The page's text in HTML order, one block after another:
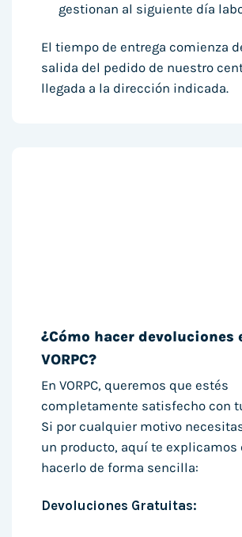
gestionan al siguiente día
El tiempo de entrega comienza
salida del pedido de nuestro
llegada a la dirección indicada.
¿Cómo hacer devoluciones
VORPC?
En VORPC, queremos que estés
completamente satisfecho con
Si por cualquier motivo
un producto, aquí te explicamos
hacerlo de forma sencilla:
Devoluciones Gratuitas: